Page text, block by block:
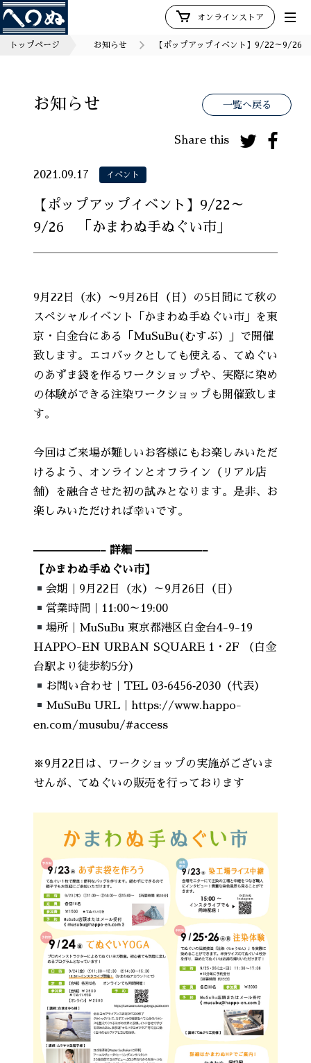
オンラインストア
トップページ お知らせ 【ポップアップイベント】9/22～9/26
お知らせ 一覧へ戻る
2021.09.17 イベント
Share this
【ポップアップイベント】9/22～
9/26 「かまわぬ手ぬぐい市」
9月22日（水）～9月26日（日）の5日間にて秋の
スペシャルイベント「かまわぬ手ぬぐい市」を東
京・白金台にある「MuSuBu(むすぶ）」で開催
致します。エコバックとしても使える、てぬぐい
のあずま袋を作るワークショップや、実際に染め
の体験ができる注染ワークショップも開催致しま
す。
今回はご来場が難しいお客様にもお楽しみいただ
けるよう、オンラインとオフライン（リアル店
舗）を融合させた初の試みとなります。是非、お
楽しみいただければ幸いです。
——————– 詳細 ——————–
【かまわぬ手ぬぐい市】
会期｜9月22日（水）～9月26日（日）
営業時間｜11:00～19:00
場所｜MuSuBu 東京都港区白金台4-9-19
HAPPO-EN URBAN SQUARE 1・2F （白金
台駅より徒歩約5分）
お問い合わせ｜TEL 03‐6456‐2030（代表）
MuSuBu URL｜
https://www.happo-
en.com/musubu/#access
※9月22日は、ワークショップの実施がございま
せんが、てぬぐいの販売を行っております